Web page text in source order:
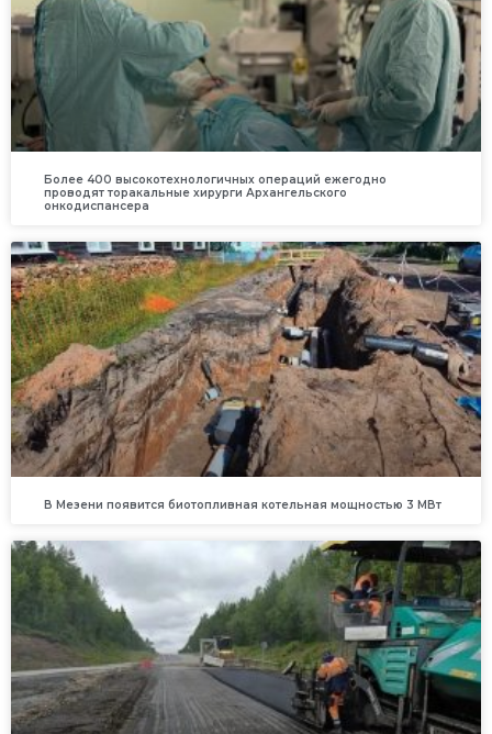
Более 400 высокотехнологичных операций ежегодно
проводят торакальные хирурги Архангельского
онкодиспансера
В Мезени появится биотопливная котельная мощностью 3 МВт